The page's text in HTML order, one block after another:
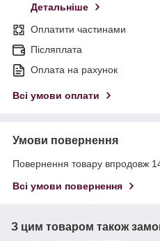
Детальніше
Оплатити частинами
Післяплата
Оплата на рахунок
Всі умови оплати
Умови повернення
Повернення товару впродовж
Всі умови повернення
З цим товаром також